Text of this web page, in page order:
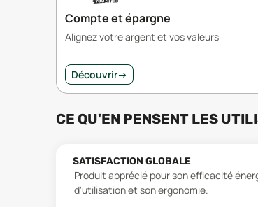
Compte et épargne
Alignez votre argent et vos valeurs
Découvrir→
CE QU'EN PENSENT LES
SATISFACTION GLOBALE
Produit apprécié pour son efficacité
d'utilisation et son ergonomie.